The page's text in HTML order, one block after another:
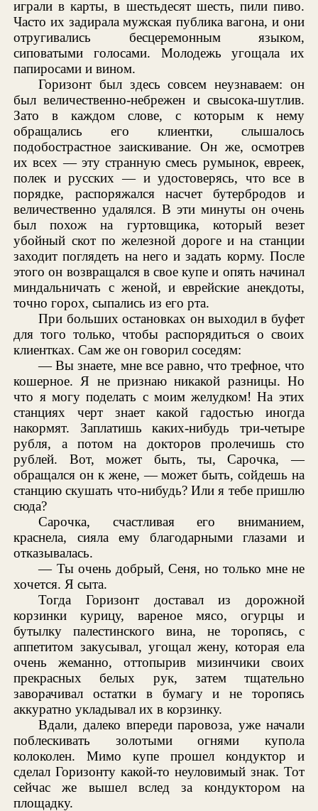
играли в карты, в шестьдесят шесть, пили пиво.
Часто их задирала мужская публика вагона, и они
отругивались бесцеремонным языком,
сиповатыми голосами. Молодежь угощала их
папиросами и вином.
Горизонт был здесь совсем неузнаваем: он
был величественно-небрежен и свысока-шутлив.
Зато в каждом слове, с которым к нему
обращались его клиентки, слышалось
подобострастное заискивание. Он же, осмотрев
их всех — эту странную смесь румынок, евреек,
полек и русских — и удостоверясь, что все в
порядке, распоряжался насчет бутербродов и
величественно удалялся. В эти минуты он очень
был похож на гуртовщика, который везет
убойный скот по железной дороге и на станции
заходит поглядеть на него и задать корму. После
этого он возвращался в свое купе и опять начинал
миндальничать с женой, и еврейские анекдоты,
точно горох, сыпались из его рта.
При больших остановках он выходил в буфет
для того только, чтобы распорядиться о своих
клиентках. Сам же он говорил соседям:
— Вы знаете, мне все равно, что трефное, что
кошерное. Я не признаю никакой разницы. Но
что я могу поделать с моим желудком! На этих
станциях черт знает какой гадостью иногда
накормят. Заплатишь каких-нибудь три-четыре
рубля, а потом на докторов пролечишь сто
рублей. Вот, может быть, ты, Сарочка, —
обращался он к жене, — может быть, сойдешь на
станцию скушать что-нибудь? Или я тебе пришлю
сюда?
Сарочка, счастливая его вниманием,
краснела, сияла ему благодарными глазами и
отказывалась.
— Ты очень добрый, Сеня, но только мне не
хочется. Я сыта.
Тогда Горизонт доставал из дорожной
корзинки курицу, вареное мясо, огурцы и
бутылку палестинского вина, не торопясь, с
аппетитом закусывал, угощал жену, которая ела
очень жеманно, оттопырив мизинчики своих
прекрасных белых рук, затем тщательно
заворачивал остатки в бумагу и не торопясь
аккуратно укладывал их в корзинку.
Вдали, далеко впереди паровоза, уже начали
поблескивать золотыми огнями купола
колоколен. Мимо купе прошел кондуктор и
сделал Горизонту какой-то неуловимый знак. Тот
сейчас же вышел вслед за кондуктором на
площадку.